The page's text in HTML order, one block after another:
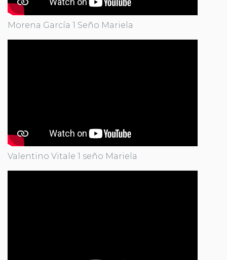
Morena García 1 Seño Mariela
Valentino Vitale 1 seño Mariela